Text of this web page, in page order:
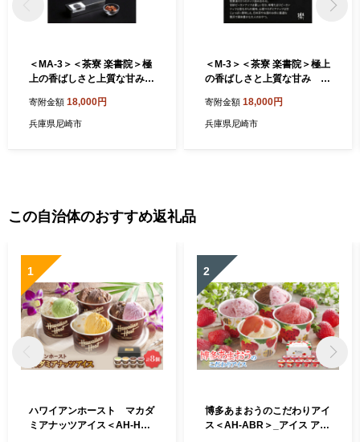
＜MA-3＞＜茶寮 楽書院＞極
上の香ばしさと上質な甘み
【1516997】
寄附金額 18,000円
兵庫県尼崎市
＜M-3＞＜茶寮 楽書院＞極上
の香ばしさと上質な甘み
ト【1738170】
寄附金額 18,000円
兵庫県尼崎市
この自治体のおすすめ返礼品
1
ハワイアンホースト マカダ
ミアナッツアイス＜AH-HS
2
博多あまおうのこだわりアイ
ス＜AH-ABR＞_アイス アイ